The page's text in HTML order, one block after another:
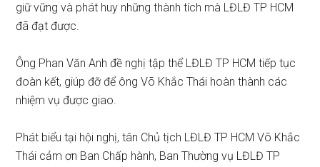
giữ vững và phát huy những thành tích mà LĐLĐ TP HCM
đã đạt được.
Ông Phan Văn Anh đề nghị tập thể LĐLĐ TP HCM tiếp tục
đoàn kết, giúp đỡ để ông Võ Khắc Thái hoàn thành các
nhiệm vụ được giao.
Phát biểu tại hội nghị, tân Chủ tịch LĐLĐ TP HCM Võ Khắc
Thái cảm ơn Ban Chấp hành, Ban Thường vụ LĐLĐ TP